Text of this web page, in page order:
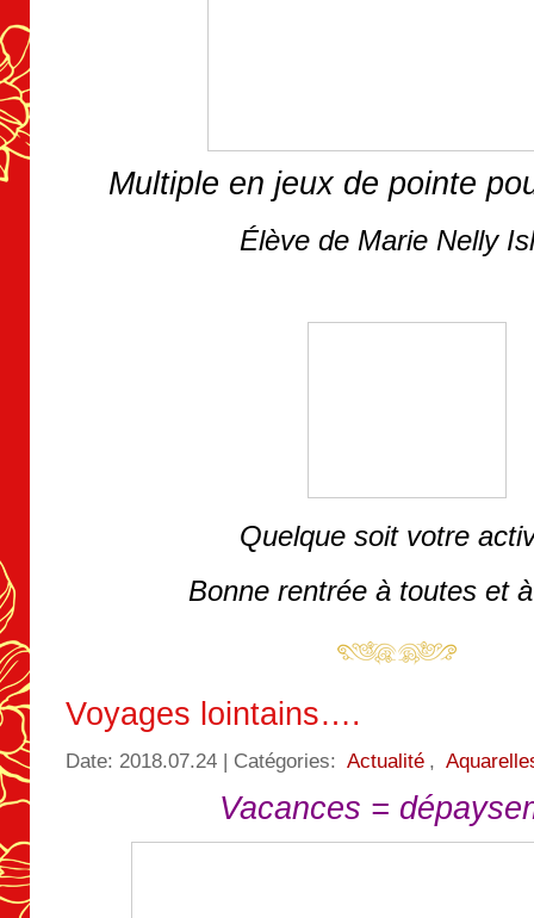
Multiple en jeux de pointe
Élève de Marie Nelly
Quelque soit votre
Bonne rentrée à toutes et
Voyages lointains….
Date: 2018.07.24 | Catégories: Actualité ,
Vacances =